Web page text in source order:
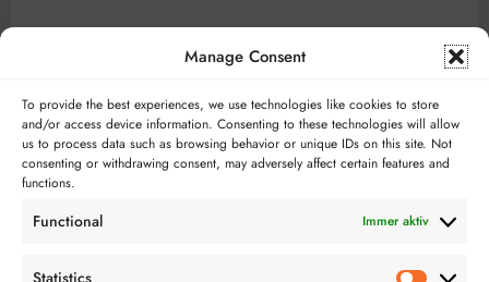
Manage Consent
To provide the best experiences, we use technologies like cookies to store
and/or access device information. Consenting to these technologies will allow
us to process data such as browsing behavior or unique IDs on this site. Not
consenting or withdrawing consent, may adversely affect certain features and
functions.
Functional Immer aktiv
Statistics